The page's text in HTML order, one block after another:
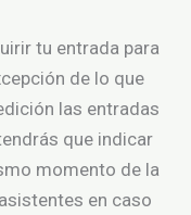
tu entrada para
de lo que
las entradas
que indicar
momento de la
en caso